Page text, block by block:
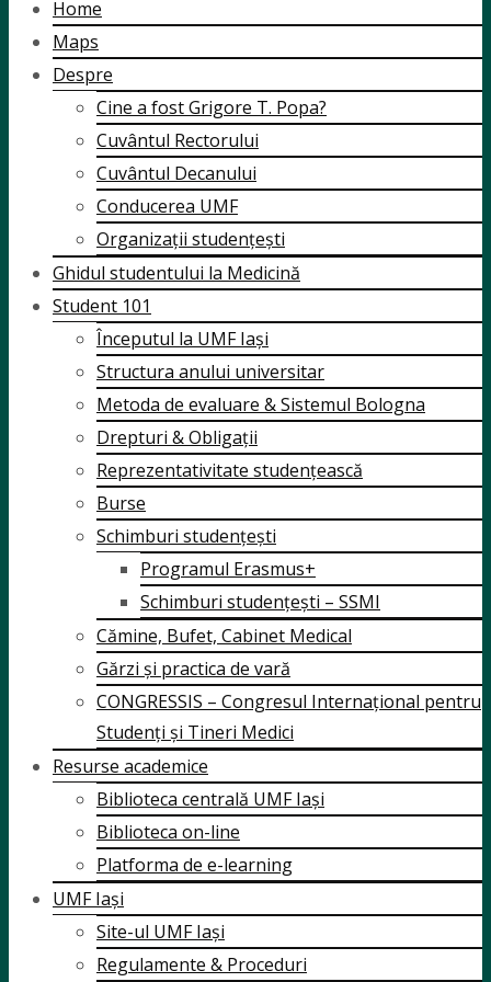
Home
Maps
Despre
Cine a fost Grigore T. Popa?
Cuvântul Rectorului
Cuvântul Decanului
Conducerea UMF
Organizații studențești
Ghidul studentului la Medicină
Student 101
Începutul la UMF Iași
Structura anului universitar
Metoda de evaluare & Sistemul Bologna
Drepturi & Obligații
Reprezentativitate studențească
Burse
Schimburi studențești
Programul Erasmus+
Schimburi studențești – SSMI
Cămine, Bufet, Cabinet Medical
Gărzi și practica de vară
CONGRESSIS – Congresul Internațional pentru
Studenți și Tineri Medici
Resurse academice
Biblioteca centrală UMF Iași
Biblioteca on-line
Platforma de e-learning
UMF Iași
Site-ul UMF Iași
Regulamente & Proceduri